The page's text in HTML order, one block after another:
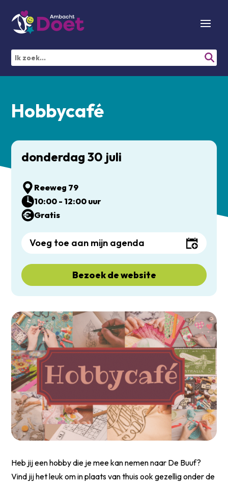
Hobbycafé
Heb jij een hobby die je mee kan nemen naar De Buuf?
Vind jij het leuk om in plaats van thuis ook gezellig onder de
donderdag 30 juli
Reeweg 79
10:00 - 12:00 uur
Gratis
Voeg toe aan mijn agenda
Bezoek de website